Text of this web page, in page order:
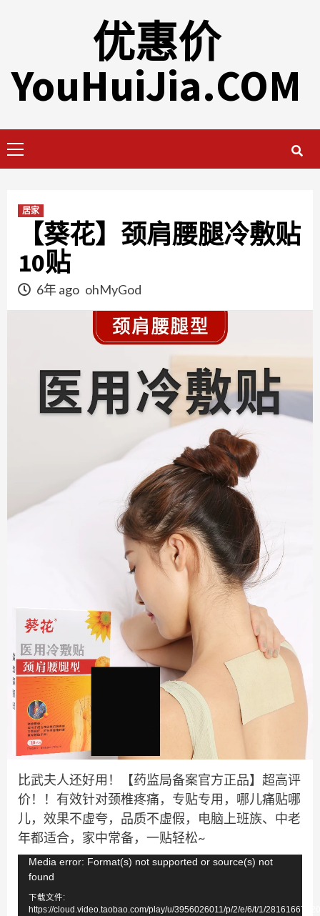
优惠价
YouHuiJia.COM
Menu
居家
【葵花】颈肩腰腿冷敷贴
10贴
6年 ago ohMyGod
比武夫人还好用！【药监局备案官方正品】超高评
价！！有效针对颈椎疼痛，专贴专用，哪儿痛贴哪
儿，效果不虚夸，品质不虚假，电脑上班族、中老
年都适合，家中常备，一贴轻松~
视
频
Media error: Format(s) not supported or source(s) not
found
下载文件:
https://cloud.video.taobao.com/play/u/3956026011/p/2/e/6/t/1/